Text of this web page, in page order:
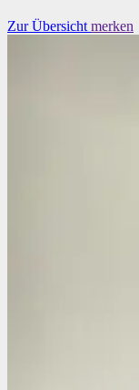
Zur Übersicht merken